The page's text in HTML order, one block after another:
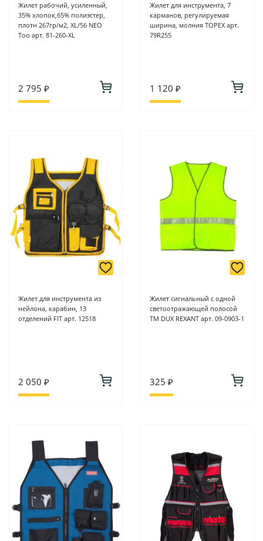
Жилет рабочий, усиленный,
35% хлопок,65% полиэстер,
плотн 267гр/м2, XL/56 NEO
Too арт. 81-260-XL
2 795 ₽
Жилет для инструмента, 7
карманов, регулируемая
ширина, молния TOPEX арт.
79R255
1 120 ₽
Жилет для инструмента из
нейлона, карабин, 13
отделений FIT арт. 12518
2 050 ₽
Жилет сигнальный с одной
светоотражающей полосой
TM DUX REXANT арт. 09-0903-1
325 ₽